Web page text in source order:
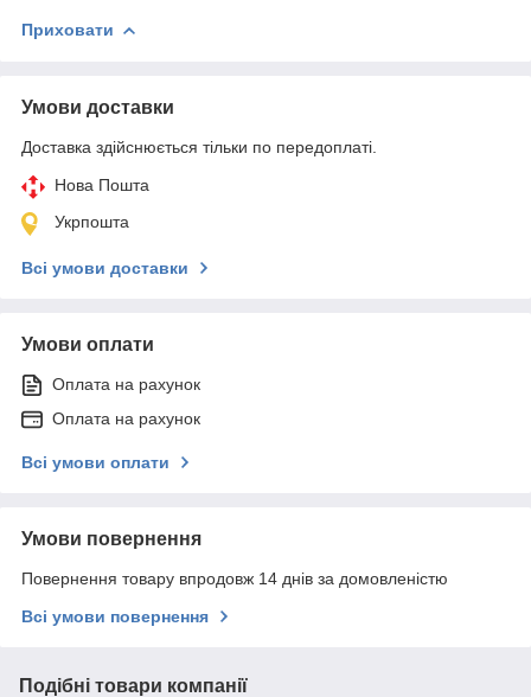
Приховати
Умови доставки
Доставка здійснюється тільки по передоплаті.
Нова Пошта
Укрпошта
Всі умови доставки
Умови оплати
Оплата на рахунок
Оплата на рахунок
Всі умови оплати
Умови повернення
Повернення товару впродовж 14 днів за домовленістю
Всі умови повернення
Подібні товари компанії